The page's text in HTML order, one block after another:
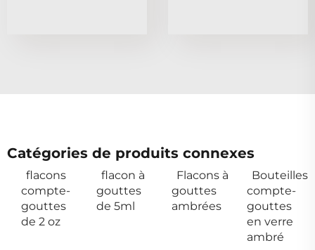
Catégories de produits connexes
flacons
compte-
gouttes
de 2 oz
flacon à
gouttes
de 5ml
Flacons à
gouttes
ambrées
Bouteilles
compte-
gouttes
en verre
ambré